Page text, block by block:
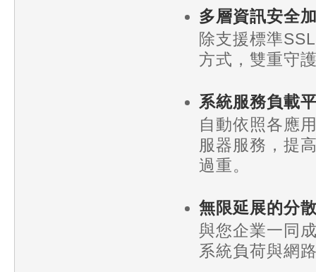
多層資訊安全
除支援標準
方式，雙重守
系統服務負載
自動依照各應
服器服務，提
過重。
無限延展的分
與您企業一同
系統負荷與網